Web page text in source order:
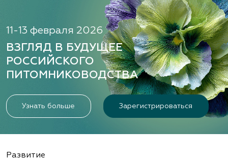
11-13 февраля 2026
ВЗГЛЯД В БУДУЩЕЕ
РОССИЙСКОГО
ПИТОМНИКОВОДСТВА
Узнать больше Зарегистрироваться
Развитие